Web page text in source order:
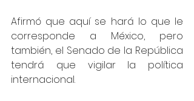
Afirmó que aquí se hará lo que le
corresponde a México, pero
también, el Senado de la República
tendrá que vigilar la política
internacional.